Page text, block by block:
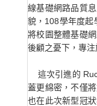
線基礎網路品質
貌，108學年度起
將校園整體基礎
後顧之憂下，專注
這次引進的
蓋更綿密，不僅
也在此次新型冠